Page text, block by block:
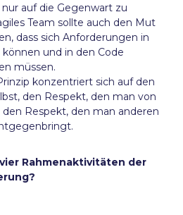
auf die Gegenwart zu
Team sollte auch den Mut
dass sich Anforderungen in
und in den Code
müssen.
konzentriert sich auf den
den Respekt, den man von
Respekt, den man anderen
Rahmenaktivitäten der